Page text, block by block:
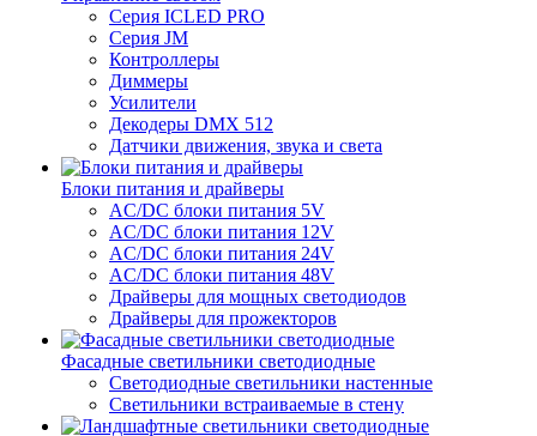
Серия ICLED PRO
Серия JM
Контроллеры
Диммеры
Усилители
Декодеры DMX 512
Датчики движения, звука и света
Блоки питания и драйверы
AC/DC блоки питания 5V
AC/DC блоки питания 12V
AC/DC блоки питания 24V
AC/DC блоки питания 48V
Драйверы для мощных светодиодов
Драйверы для прожекторов
Фасадные светильники светодиодные
Светодиодные светильники настенные
Светильники встраиваемые в стену